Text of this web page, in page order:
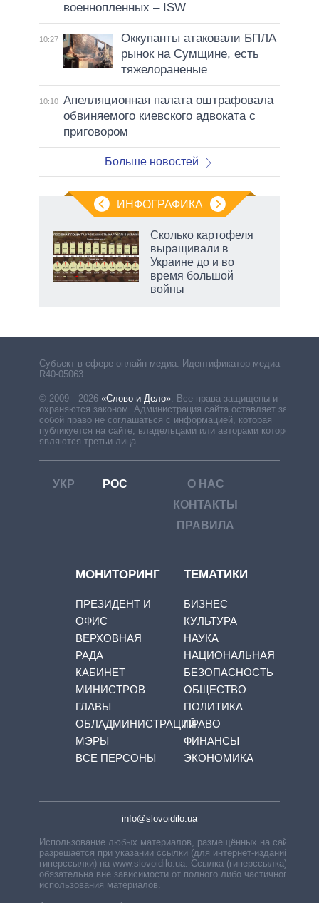
военнопленных – ISW
10:27
Оккупанты атаковали БПЛА
рынок на Сумщине, есть
тяжелораненые
10:10 Апелляционная палата оштрафовала
обвиняемого киевского адвоката с
приговором
Больше новостей
ИНФОГРАФИКА
Сколько картофеля
выращивали в
Украине до и во
время большой
войны
Субъект в сфере онлайн-медиа. Идентификатор медиа –
R40-05063
© 2009—2026 «Слово и Дело». Все права защищены и
охраняются законом. Администрация сайта оставляет за
собой право не соглашаться с информацией, которая
публикуется на сайте, владельцами или авторами которой
являются третьи лица.
УКР РОС
О НАС
КОНТАКТЫ
ПРАВИЛА
МОНИТОРИНГ
ПРЕЗИДЕНТ И
ОФИС
ВЕРХОВНАЯ
РАДА
КАБИНЕТ
МИНИСТРОВ
ГЛАВЫ
ОБЛАДМИНИСТРАЦИЙ
МЭРЫ
ВСЕ ПЕРСОНЫ
ТЕМАТИКИ
БИЗНЕС
КУЛЬТУРА
НАУКА
НАЦИОНАЛЬНАЯ
БЕЗОПАСНОСТЬ
ОБЩЕСТВО
ПОЛИТИКА
ПРАВО
ФИНАНСЫ
ЭКОНОМИКА
info@slovoidilo.ua
Использование любых материалов, размещённых на сайте,
разрешается при указании ссылки (для интернет-изданий —
гиперссылки) на www.slovoidilo.ua. Ссылка (гиперссылка)
обязательна вне зависимости от полного либо частичного
использования материалов.